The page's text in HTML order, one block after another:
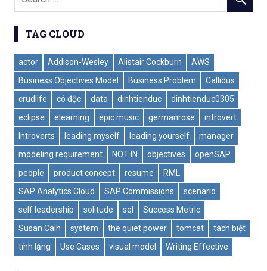
TAG CLOUD
actor Addison-Wesley Alistair Cockburn
AWS
Business Objectives Model
Business Problem
Callidus
crudlife
cô độc data dinhtienduc
dinhtienduc0305
eclipse
elearning epic music germanrose
introvert
Introverts
leading myself leading yourself
manager
modeling requirement
NOT IN objectives
openSAP
people
product concept resume
RML
SAP Analytics Cloud
SAP Commissions
scenario
self leadership
solitude sql
Success Metric
Susan Cain
system the quiet power tomcat
tách biệt
tĩnh lặng
Use Cases visual model Writing Effective